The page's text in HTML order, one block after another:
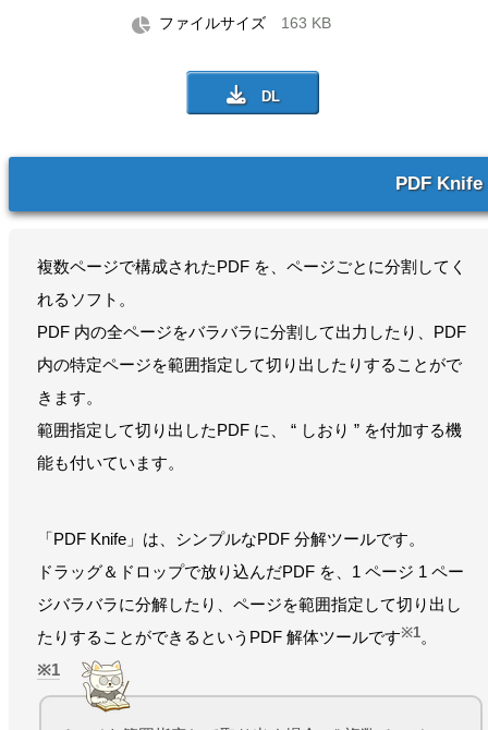
ファイルサイズ 163 KB
PDF Knife
複数ページで構成されたPDF を、ページごとに分割してく
れるソフト。
PDF 内の全ページをバラバラに分割して出力したり、PDF
内の特定ページを範囲指定して切り出したりすることがで
きます。
範囲指定して切り出したPDF に、 “ しおり ” を付加する機
能も付いています。
「PDF Knife」は、シンプルなPDF 分解ツールです。
ドラッグ＆ドロップで放り込んだPDF を、1 ページ 1 ペー
ジバラバラに分解したり、ページを範囲指定して切り出し
たりすることができるというPDF 解体ツールです※1。
1